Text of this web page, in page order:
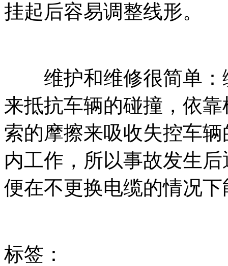
挂起后容易调整线形。
维护和维修很简单：
来抵抗车辆的碰撞，依
索的摩擦来吸收失控车
内工作，所以事故发生
便在不更换电缆的情况
标签：